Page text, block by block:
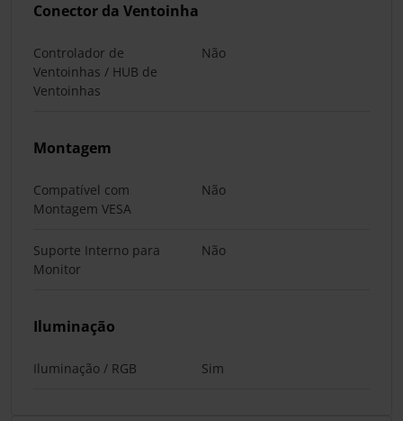
Conector da Ventoinha
Controlador de
Ventoinhas / HUB de
Ventoinhas
Não
Montagem
Compatível com
Montagem VESA
Não
Suporte Interno para
Monitor
Não
Iluminação
Iluminação / RGB Sim